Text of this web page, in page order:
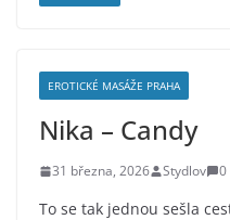
EROTICKÉ MASÁŽE PRAHA
Nika – Candy
31 března, 2026 Stydlov 0
To se tak jednou sešla